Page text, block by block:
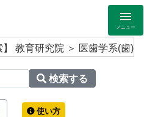
メニュー
】 教育研究院 ＞ 医歯学系(歯)
検索する
使い方